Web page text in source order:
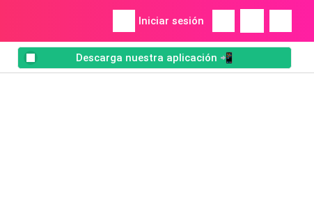
Iniciar sesión
Descarga nuestra aplicación 📲